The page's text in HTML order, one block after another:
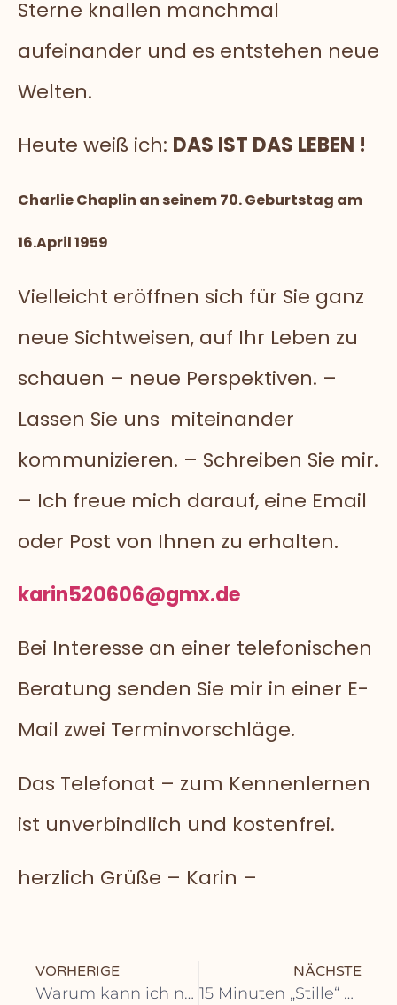
Sterne knallen manchmal
aufeinander und es entstehen neue
Welten.
Heute weiß ich: DAS IST DAS LEBEN !
Charlie Chaplin an seinem 70. Geburtstag am
16.April 1959
Vielleicht eröffnen sich für Sie ganz
neue Sichtweisen, auf Ihr Leben zu
schauen – neue Perspektiven. –
Lassen Sie uns miteinander
kommunizieren. – Schreiben Sie mir.
– Ich freue mich darauf, eine Email
oder Post von Ihnen zu erhalten.
karin520606@gmx.de
Bei Interesse an einer telefonischen
Beratung senden Sie mir in einer E-
Mail zwei Terminvorschläge.
Das Telefonat – zum Kennenlernen
ist unverbindlich und kostenfrei.
herzlich Grüße – Karin –
VORHERIGE
Warum kann ich nicht dauerhaft glücklich sein?
NÄCHSTE
15 Minuten „Stille“ Training